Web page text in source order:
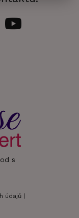
s
údajů |